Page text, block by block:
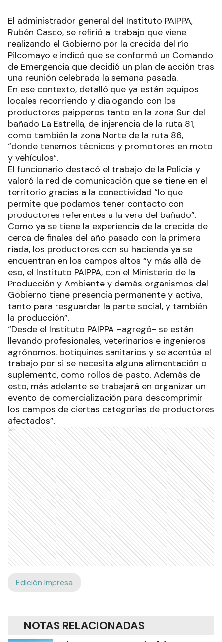
El administrador general del Instituto PAIPPA,
Rubén Casco, se refirió al trabajo que viene
realizando el Gobierno por la crecida del río
Pilcomayo e indicó que se conformó un Comando
de Emergencia que decidió un plan de acción tras
una reunión celebrada la semana pasada.
En ese contexto, detalló que ya están equipos
locales recorriendo y dialogando con los
productores paipperos tanto en la zona Sur del
bañado La Estrella, de injerencia de la ruta 81,
como también la zona Norte de la ruta 86,
“donde tenemos técnicos y promotores en moto
y vehículos”.
El funcionario destacó el trabajo de la Policía y
valoró la red de comunicación que se tiene en el
territorio gracias a la conectividad “lo que
permite que podamos tener contacto con
productores referentes a la vera del bañado”.
Como ya se tiene la experiencia de la crecida de
cerca de finales del año pasado con la primera
riada, los productores con su hacienda ya se
encuentran en los campos altos “y más allá de
eso, el Instituto PAIPPA, con el Ministerio de la
Producción y Ambiente y demás organismos del
Gobierno tiene presencia permanente y activa,
tanto para resguardar la parte social, y también
la producción”.
“Desde el Instituto PAIPPA –agregó- se están
llevando profesionales, veterinarios e ingenieros
agrónomos, botiquines sanitarios y se acentúa el
trabajo por si se necesita alguna alimentación o
suplemento, como rollos de pasto. Además de
esto, más adelante se trabajará en organizar un
evento de comercialización para descomprimir
los campos de ciertas categorías de productores
afectados”.
Ads
Edición Impresa
NOTAS RELACIONADAS